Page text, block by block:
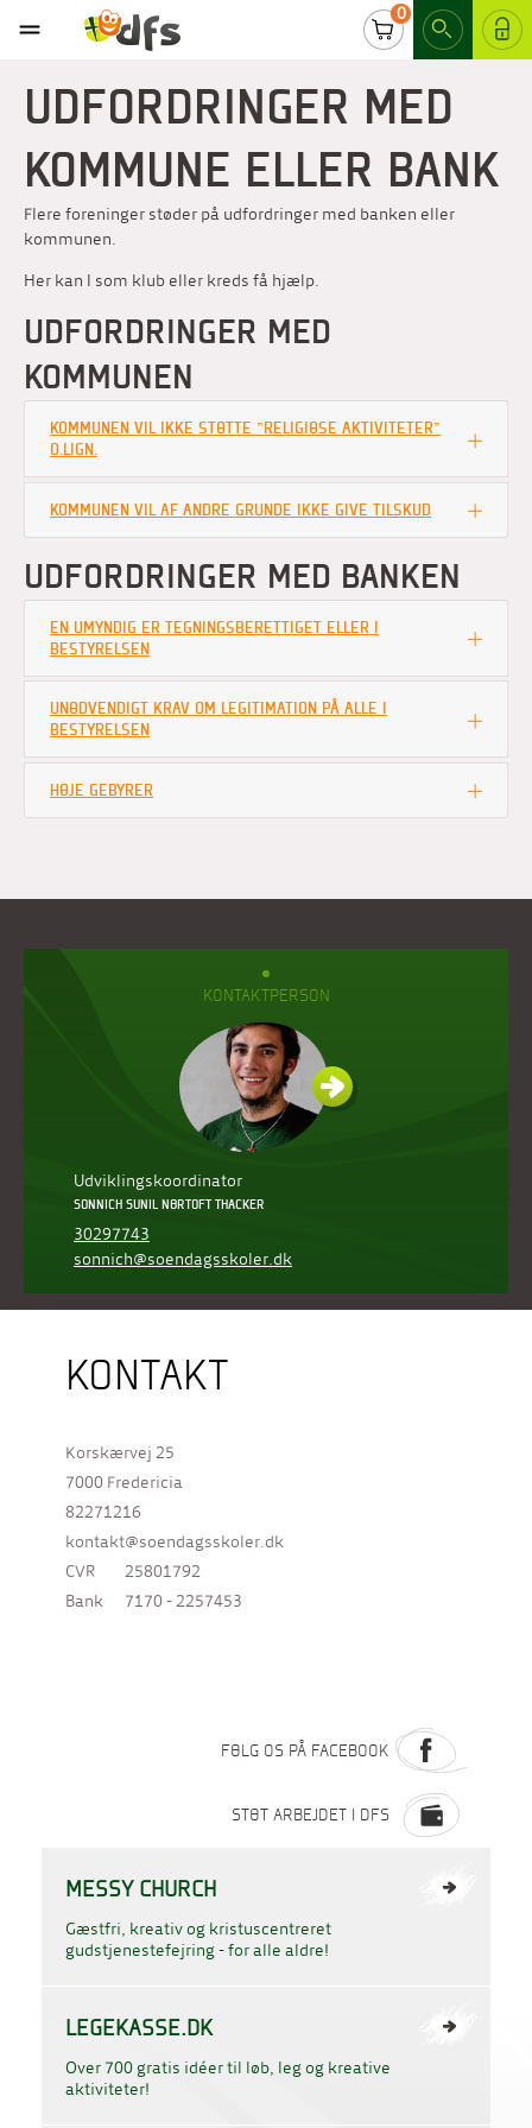
0
LOG IND
KONTAKTPERSON
Udviklingskoordinator
SONNICH SUNIL NØRTOFT THACKER
30297743
sonnich@soendagsskoler.dk
UDFORDRINGER MED
KOMMUNE ELLER BANK
Flere foreninger støder på udfordringer med banken eller
kommunen.
Her kan I som klub eller kreds få hjælp.
UDFORDRINGER MED
KOMMUNEN
KOMMUNEN VIL IKKE STØTTE "RELIGIØSE AKTIVITETER"
O.LIGN.
KOMMUNEN VIL AF ANDRE GRUNDE IKKE GIVE TILSKUD
UDFORDRINGER MED BANKEN
EN UMYNDIG ER TEGNINGSBERETTIGET ELLER I
BESTYRELSEN
UNØDVENDIGT KRAV OM LEGITIMATION PÅ ALLE I
BESTYRELSEN
HØJE GEBYRER
KONTAKT
Korskærvej 25
7000 Fredericia
82271216
kontakt@soendagsskoler.dk
CVR
25801792
Bank
7170 - 2257453
FØLG OS PÅ FACEBOOK
STØT ARBEJDET I DFS
MESSY CHURCH
Gæstfri, kreativ og kristuscentreret
gudstjenestefejring - for alle aldre!
LEGEKASSE.DK
Over 700 gratis idéer til løb, leg og kreative
aktiviteter!